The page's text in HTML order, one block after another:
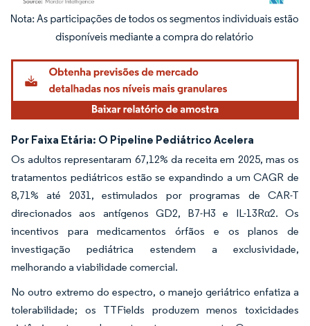
Imagem © Mordor Intelligence. O reuso requer atribuição conforme CC BY 4.0.
Por Faixa Etária: O Pipeline Pediátrico Acelera
Os adultos representaram 67,12% da receita em 2025, mas os
tratamentos pediátricos estão se expandindo a um CAGR de
8,71% até 2031, estimulados por programas de CAR-T
direcionados aos antígenos GD2, B7-H3 e IL-13Rα2. Os
incentivos para medicamentos órfãos e os planos de
investigação pediátrica estendem a exclusividade,
melhorando a viabilidade comercial.
No outro extremo do espectro, o manejo geriátrico enfatiza a
tolerabilidade; os TTFields produzem menos toxicidades